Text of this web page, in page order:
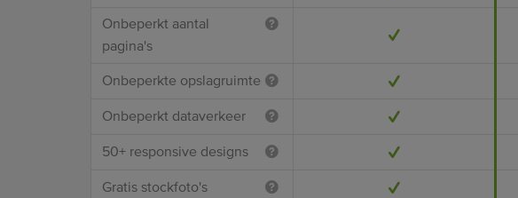
Onbeperkt aantal
pagina's
Onbeperkte opslagruimte
Onbeperkt dataverkeer
50+ responsive designs
Gratis stockfoto's